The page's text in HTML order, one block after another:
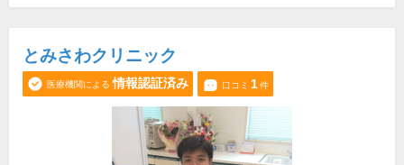
とみさわクリニック
医療機関による 情報認証済み 口コミ 1件